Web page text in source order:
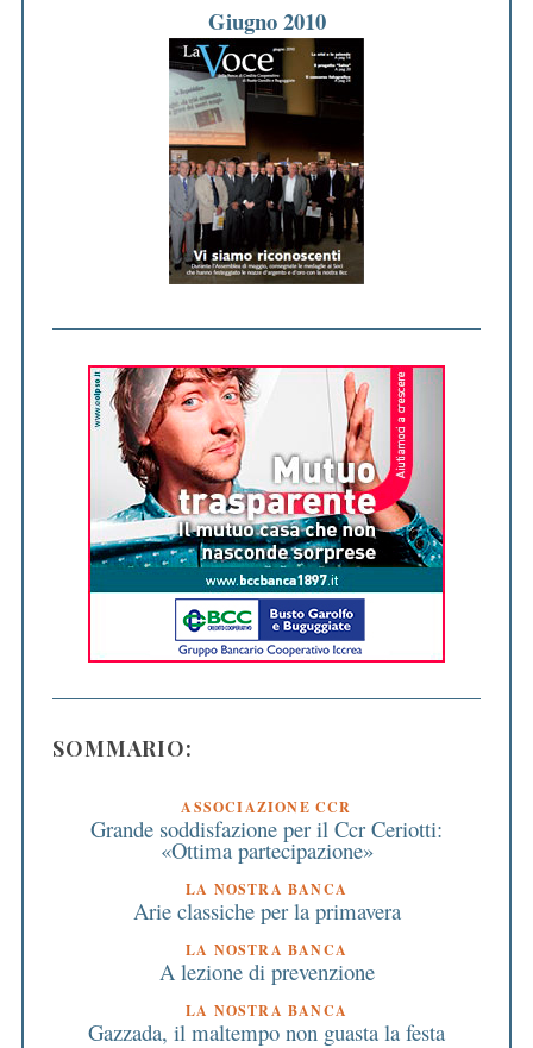
Giugno 2010
SOMMARIO:
ASSOCIAZIONE CCR
Grande soddisfazione per il Ccr Ceriotti:
«Ottima partecipazione»
LA NOSTRA BANCA
Arie classiche per la primavera
LA NOSTRA BANCA
A lezione di prevenzione
LA NOSTRA BANCA
Gazzada, il maltempo non guasta la festa